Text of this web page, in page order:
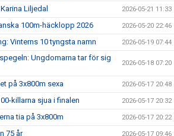
Liljedal 2026-05-21 11:33
100m-häcklopp 2026 2026-05-20 22:46
Vinterns 10 tyngsta namn 2026-05-19 07:44
Ungdomarna tar för sig
2026-05-18 07:20
på 3x800m sexa 2026-05-17 20:48
killarna sjua i finalen 2026-05-17 20:32
tia på 3x800m 2026-05-17 20:22
75 år 2026-05-17 09:46